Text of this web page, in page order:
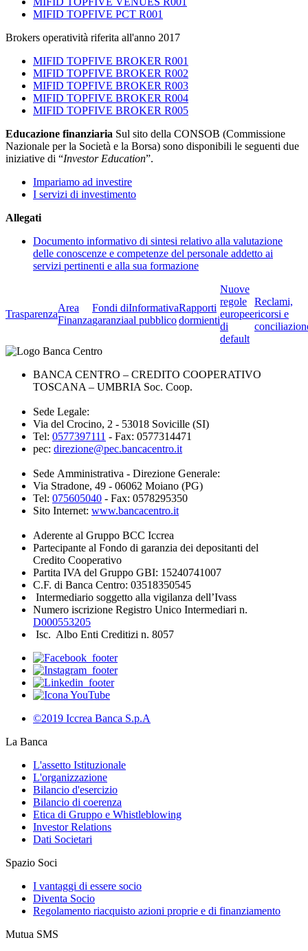
MIFID TOPFIVE PCT R001
Brokers operatività riferita all'anno 2017
MIFID TOPFIVE BROKER R001
MIFID TOPFIVE BROKER R002
MIFID TOPFIVE BROKER R003
MIFID TOPFIVE BROKER R004
MIFID TOPFIVE BROKER R005
Educazione finanziaria Sul sito della CONSOB (Commissione
Nazionale per la Società e la Borsa) sono disponibili le seguenti due
iniziative di “Investor Education”.
Impariamo ad investire
I servizi di investimento
Allegati
Documento informativo di sintesi relativo alla valutazione
delle conoscenze e competenze del personale addetto ai
servizi pertinenti e alla sua formazione
Trasparenza
Area
Finanza
Fondi di
garanzia
Informativa
al pubblico
Rapporti
dormienti
Nuove
regole
europee
di
default
Reclami,
ricorsi e
BANCA CENTRO – CREDITO COOPERATIVO
TOSCANA – UMBRIA Soc. Coop.
Sede Legale:
Via del Crocino, 2 - 53018 Sovicille (SI)
Tel: 0577397111 - Fax: 0577314471
pec: direzione@pec.bancacentro.it
Sede Amministrativa - Direzione Generale:
Via Stradone, 49 - 06062 Moiano (PG)
Tel: 075605040 - Fax: 0578295350
Sito Internet: www.bancacentro.it
Aderente al Gruppo BCC Iccrea
Partecipante al Fondo di garanzia dei depositanti del
Credito Cooperativo
Partita IVA del Gruppo GBI: 15240741007
C.F. di Banca Centro: 03518350545
Intermediario soggetto alla vigilanza dell’Ivass
Numero iscrizione Registro Unico Intermediari n.
D000553205
Isc. Albo Enti Creditizi n. 8057
©2019 Iccrea Banca S.p.A
La Banca
L'assetto Istituzionale
L'organizzazione
Bilancio d'esercizio
Bilancio di coerenza
Etica di Gruppo e Whistleblowing
Investor Relations
Dati Societari
Spazio Soci
I vantaggi di essere socio
Diventa Socio
Regolamento riacquisto azioni proprie e di finanziamento
Mutua SMS